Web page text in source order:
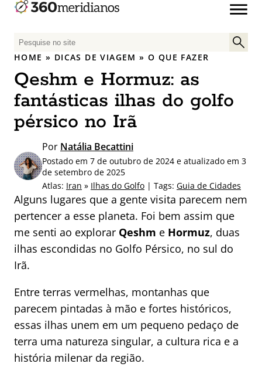
P
e
q
u
i
s
p
o
r
:
HOME » DICAS DE VIAGEM »O QUE FAZER
Qeshm e Hormuz: as
fantásticas ilhas do golfo
pérsico no Irã
Por Natália Becattini
Postado em 7 de outubro de 2024 e atualizado em 3
de setembro de 2025
Atlas: Iran » Ilhas do Golfo | Tags: Guia de Cidades
Alguns lugares que a gente visita parecem nem
pertencer a esse planeta. Foi bem assim que
me senti ao explorar Qeshm e Hormuz, duas
ilhas escondidas no Golfo Pérsico, no sul do
Irã.
Entre terras vermelhas, montanhas que
parecem pintadas à mão e fortes históricos,
essas ilhas unem em um pequeno pedaço de
terra uma natureza singular, a cultura rica e a
história milenar da região.